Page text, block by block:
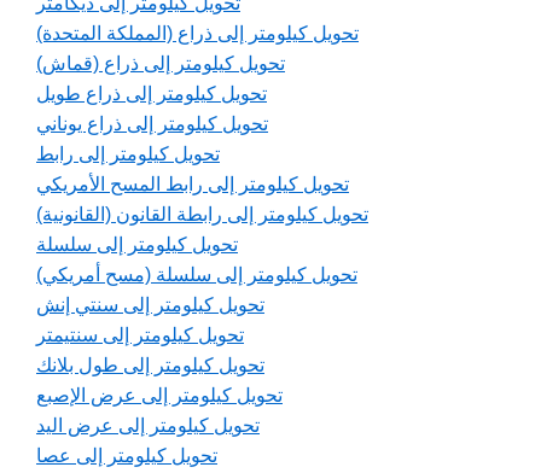
تحويل كيلومتر إلى ذراع (المملكة المتحدة)
تحويل كيلومتر إلى ذراع (قماش)
تحويل كيلومتر إلى ذراع طويل
تحويل كيلومتر إلى ذراع يوناني
تحويل كيلومتر إلى رابط
تحويل كيلومتر إلى رابط المسح الأمريكي
تحويل كيلومتر إلى رابطة القانون (القانونية)
تحويل كيلومتر إلى سلسلة
تحويل كيلومتر إلى سلسلة (مسح أمريكي)
تحويل كيلومتر إلى سنتي إنش
تحويل كيلومتر إلى سنتيمتر
تحويل كيلومتر إلى طول بلانك
تحويل كيلومتر إلى عرض الإصبع
تحويل كيلومتر إلى عرض اليد
تحويل كيلومتر إلى عصا